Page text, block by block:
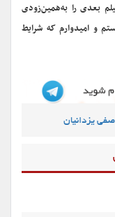
بعدی را به‌همین‌زودی
و امیدوارم که شرایط
صفی یزدانیان